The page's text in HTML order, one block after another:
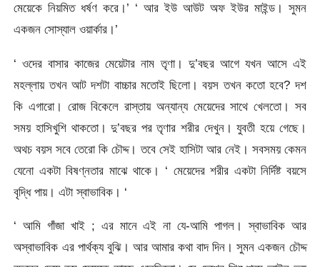
মেয়েকে নিয়মিত ধর্ষণ করে।’ ‘ আর ইউ আউট অফ ইউর মাইন্ড। সুমন
একজন সোস্যাল ওয়ার্কার।’
‘ ওদের বাসার কাজের মেয়েটার নাম তৃণা। দু’বছর আগে যখন আসে এই
মহল্লায় তখন আট দশটা বাচ্চার মতোই ছিলো। বয়স তখন কতো হবে? দশ
কি এগারো। রোজ বিকেলে রাস্তায় অন্যান্য মেয়েদের সাথে খেলতো। সব
সময় হাসিখুশি থাকতো। দু’বছর পর তৃণার শরীর দেখুন। যুবতী হয়ে গেছে।
অথচ বয়স সবে তেরো কি চৌদ্দ। তবে সেই হাসিটা আর নেই। সবসময় কেমন
যেনো একটা বিষণ্নতার মাঝে থাকে। ‘ মেয়েদের শরীর একটা নির্দিষ্ট বয়সে
বৃদ্ধি পায়। এটা স্বাভাবিক। ‘
‘ আমি গাঁজা খাই ; এর মানে এই না যে-আমি পাগল। স্বাভাবিক আর
অস্বাভাবিক এর পার্থক্য বুঝি। আর আমার কথা বাদ দিন। সুমন একজন চৌদ্দ